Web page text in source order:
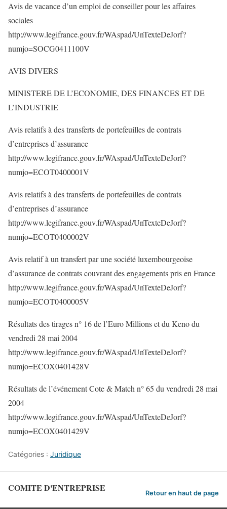
Avis de vacance d’un emploi de conseiller pour les affaires
sociales
http://www.legifrance.gouv.fr/WAspad/UnTexteDeJorf?
numjo=SOCG0411100V
AVIS DIVERS
MINISTERE DE L’ECONOMIE, DES FINANCES ET DE
L’INDUSTRIE
Avis relatifs à des transferts de portefeuilles de contrats
d’entreprises d’assurance
http://www.legifrance.gouv.fr/WAspad/UnTexteDeJorf?
numjo=ECOT0400001V
Avis relatifs à des transferts de portefeuilles de contrats
d’entreprises d’assurance
http://www.legifrance.gouv.fr/WAspad/UnTexteDeJorf?
numjo=ECOT0400002V
Avis relatif à un transfert par une société luxembourgeoise
d’assurance de contrats couvrant des engagements pris en France
http://www.legifrance.gouv.fr/WAspad/UnTexteDeJorf?
numjo=ECOT0400005V
Résultats des tirages n° 16 de l’Euro Millions et du Keno du
vendredi 28 mai 2004
http://www.legifrance.gouv.fr/WAspad/UnTexteDeJorf?
numjo=ECOX0401428V
Résultats de l’événement Cote & Match n° 65 du vendredi 28 mai
2004
http://www.legifrance.gouv.fr/WAspad/UnTexteDeJorf?
numjo=ECOX0401429V
Catégories : Juridique
COMITE D'ENTREPRISE Retour en haut de page